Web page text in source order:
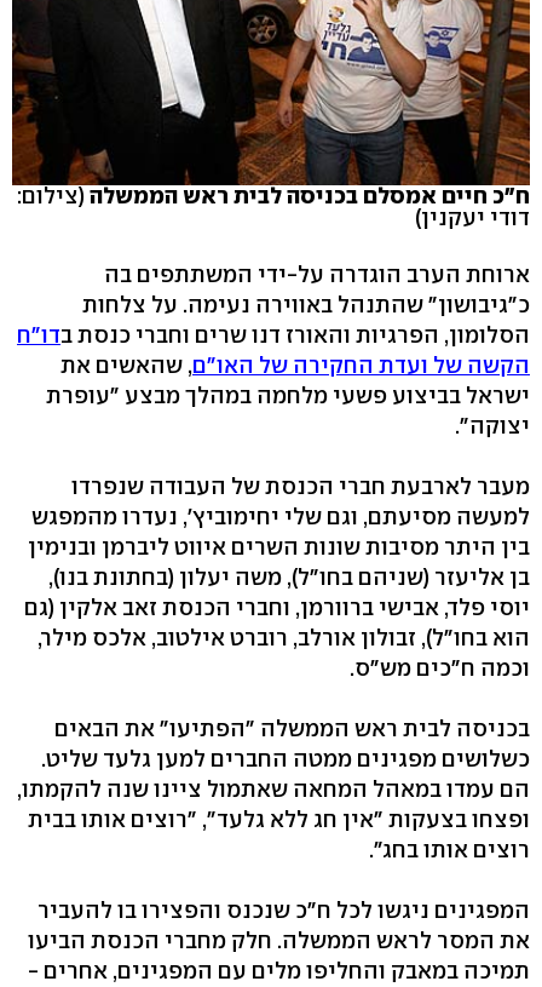
ח"כ חיים אמסלם בכניסה לבית ראש הממשלה (צילום:
דודי יעקנין)
ארוחת הערב הוגדרה על-ידי המשתתפים בה
כ"גיבושון" שהתנהל באווירה נעימה. על צלחות
הסלומון, הפרגיות והאורז דנו שרים וחברי כנסת בדו"ח
הקשה של ועדת החקירה של האו"ם, שהאשים את
ישראל בביצוע פשעי מלחמה במהלך מבצע "עופרת
יצוקה".
מעבר לארבעת חברי הכנסת של העבודה שנפרדו
למעשה מסיעתם, וגם שלי יחימוביץ', נעדרו מהמפגש
בין היתר מסיבות שונות השרים איווט ליברמן ובנימין
בן אליעזר (שניהם בחו"ל), משה יעלון (בחתונת בנו),
יוסי פלד, אבישי ברוורמן, וחברי הכנסת זאב אלקין (גם
הוא בחו"ל), זבולון אורלב, רוברט אילטוב, אלכס מילר,
וכמה ח"כים מש"ס.
בכניסה לבית ראש הממשלה "הפתיעו" את הבאים
כשלושים מפגינים ממטה החברים למען גלעד שליט.
הם עמדו במאהל המחאה שאתמול ציינו שנה להקמתו,
ופצחו בצעקות "אין חג ללא גלעד", "רוצים אותו בבית
רוצים אותו בחג".
המפגינים ניגשו לכל ח"כ שנכנס והפצירו בו להעביר
את המסר לראש הממשלה. חלק מחברי הכנסת הביעו
תמיכה במאבק והחליפו מלים עם המפגינים, אחרים -